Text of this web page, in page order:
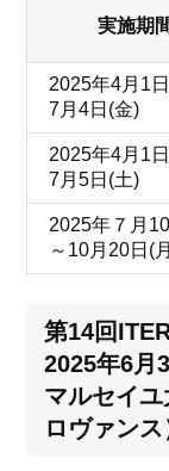
実施期
2025年4月1
7月4日(金)
2025年4月1
7月5日(土)
2025年７月
～10月20日(
第14回
2025年6月
マルセイ
ロヴァンス